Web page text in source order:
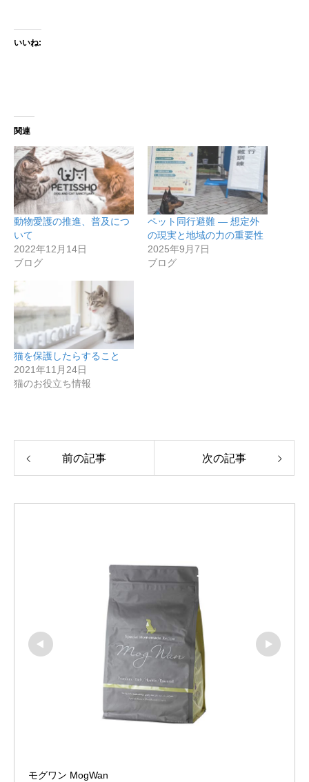
いいね:
関連
動物愛護の推進、普及につ
いて
2022年12月14日
ブログ
ペット同行避難 — 想定外
の現実と地域の力の重要性
2025年9月7日
ブログ
猫を保護したらすること
2021年11月24日
猫のお役立ち情報
前の記事 次の記事
モグワン MogWan